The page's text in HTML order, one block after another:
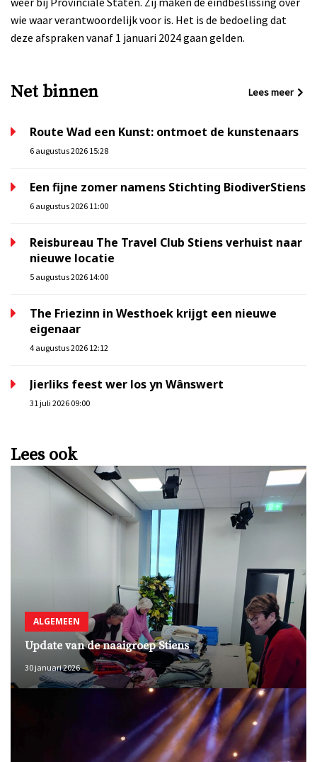
wie waar verantwoordelijk voor is. Het is de bedoeling dat
deze afspraken vanaf 1 januari 2024 gaan gelden.
Net binnen Lees meer
Route Wad een Kunst: ontmoet de kunstenaars
6 augustus 2026 15:28
Een fijne zomer namens Stichting BiodiverStiens
6 augustus 2026 11:00
Reisbureau The Travel Club Stiens verhuist naar
nieuwe locatie
5 augustus 2026 14:00
The Friezinn in Westhoek krijgt een nieuwe
eigenaar
4 augustus 2026 12:12
Jierliks feest wer los yn Wânswert
31 juli 2026 09:00
Lees ook
ALGEMEEN
Update van de naaigroep Stiens
30 januari 2026